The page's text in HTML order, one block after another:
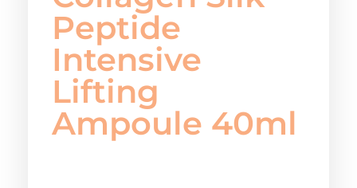
Peptide
Intensive
Lifting
Ampoule 40ml